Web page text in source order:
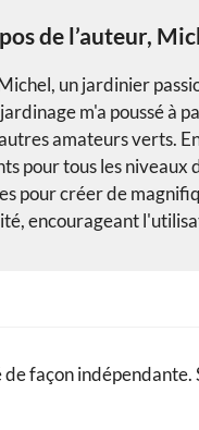
de l’auteur,
un jardinier
m'a poussé à
amateurs verts.
pour tous les niveaux
pour créer de
encourageant
façon